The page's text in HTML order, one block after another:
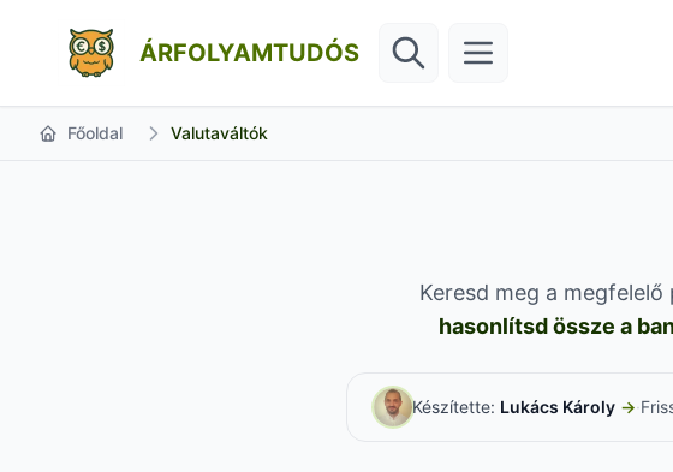
ÁRFOLYAMTUDÓS
Főoldal Valutaváltók
Keresd meg a
hasonlítsd össze a
Készítette: Lukács Károly →·